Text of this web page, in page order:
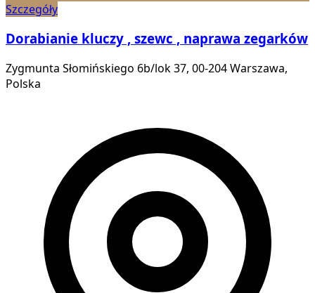
Szczegóły
Dorabianie kluczy , szewc , naprawa zegarków
Zygmunta Słomińskiego 6b/lok 37, 00-204 Warszawa,
Polska